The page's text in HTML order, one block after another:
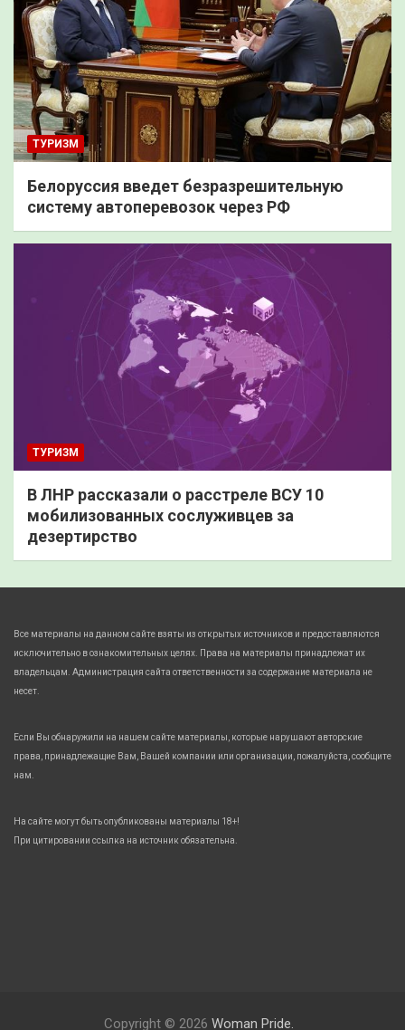
ТУРИЗМ
Белоруссия введет безразрешительную
систему автоперевозок через РФ
ТУРИЗМ
В ЛНР рассказали о расстреле ВСУ 10
мобилизованных сослуживцев за
дезертирство
Все материалы на данном сайте взяты из открытых источников и предоставляются
исключительно в ознакомительных целях. Права на материалы принадлежат их
владельцам. Администрация сайта ответственности за содержание материала не
несет.
Если Вы обнаружили на нашем сайте материалы, которые нарушают авторские
права, принадлежащие Вам, Вашей компании или организации, пожалуйста, сообщите
нам.
На сайте могут быть опубликованы материалы 18+!
При цитировании ссылка на источник обязательна.
Copyright © 2026 Woman Pride.